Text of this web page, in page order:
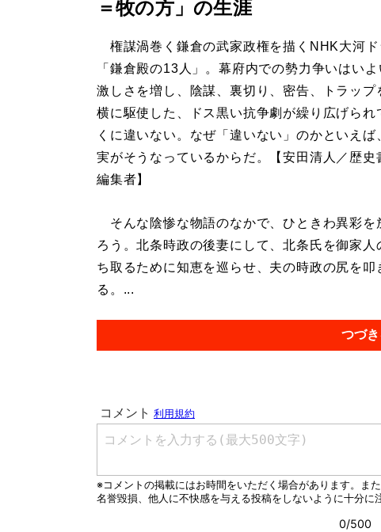
＝牧の方」の生涯
権謀渦巻く鎌倉の武家政権を描くNHK大河ド
「鎌倉殿の13人」。幕府内での勢力争いはいよ
激しさを増し、陰謀、裏切り、密告、トラップ
横に駆使した、ドス黒い抗争劇が繰り広げられ
くに違いない。なぜ「違いない」のかといえば
実がそうなっているからだ。【安田清人／歴史
編集者】
そんな陰惨な物語のなかで、ひときわ異彩を
ろう。北条時政の後妻にして、北条氏を御家
ち取るために知恵を巡らせ、夫の時政の尻を
る。...
つづ